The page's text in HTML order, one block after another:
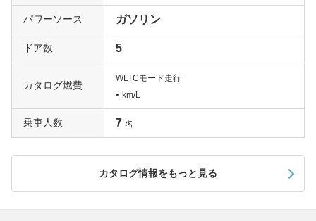
パワーソース ガソリン
ドア数 5
カタログ燃費
WLTCモード走行
- km/L
乗車人数 7 名
カタログ情報をもっと見る